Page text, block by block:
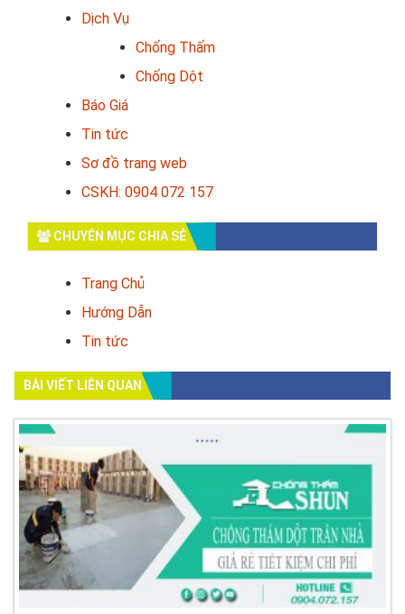
Dịch Vụ
Chống Thấm
Chống Dột
Báo Giá
Tin tức
Sơ đồ trang web
CSKH: 0904 072 157
CHUYÊN MỤC CHIA SẺ
Trang Chủ
Hướng Dẫn
Tin tức
BÀI VIẾT LIÊN QUAN